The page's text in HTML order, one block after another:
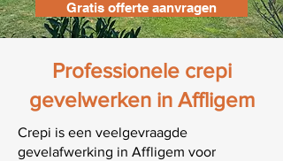
Gratis offerte aanvragen
Professionele crepi
gevelwerken in Affligem
Crepi is een veelgevraagde
gevelafwerking in Affligem voor